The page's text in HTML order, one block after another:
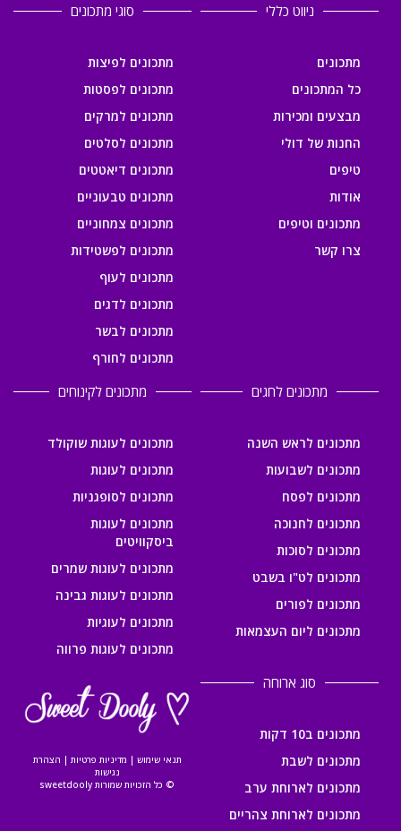
ניווט כללי
מתכונים
כל המתכונים
מבצעים ומכירות
החנות של דולי
טיפים
אודות
מתכונים וטיפים
צרו קשר
סוגי מתכונים
מתכונים לפיצות
מתכונים לפסטות
מתכונים למרקים
מתכונים לסלטים
מתכונים דיאטטים
מתכונים טבעוניים
מתכונים צמחוניים
מתכונים לפשטידות
מתכונים לעוף
מתכונים לדגים
מתכונים לבשר
מתכונים לחורף
מתכונים לחגים
מתכונים לראש השנה
מתכונים לשבועות
מתכונים לפסח
מתכונים לחנוכה
מתכונים לסוכות
מתכונים לט"ו בשבט
מתכונים לפורים
מתכונים ליום העצמאות
מתכונים לקינוחים
מתכונים לעוגות שוקולד
מתכונים לעוגות
מתכונים לסופגניות
מתכונים לעוגות
ביסקוויטים
מתכונים לעוגות שמרים
מתכונים לעוגות גבינה
מתכונים לעוגיות
מתכונים לעוגות פרווה
סוג ארוחה
מתכונים ב10 דקות
מתכונים לשבת
מתכונים לארוחת ערב
מתכונים לארוחת צהריים
תנאי שימוש | מדיניות פרטיות | הצהרת
נגישות
© כל הזכויות שמורות sweetdooly